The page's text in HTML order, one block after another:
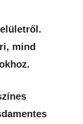
mind